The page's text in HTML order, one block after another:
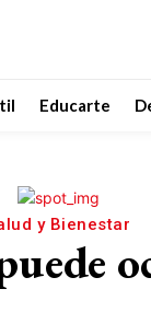
Educarte
y Bienestar